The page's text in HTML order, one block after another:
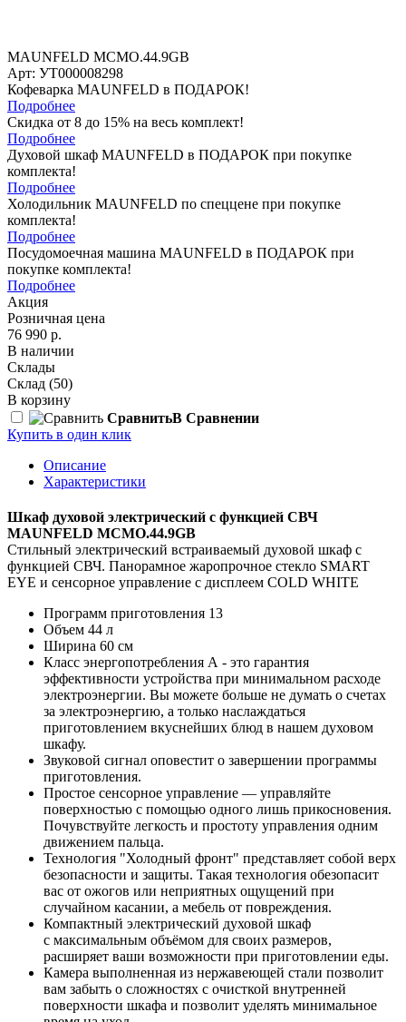
MAUNFELD MCMO.44.9GB
Арт: УТ000008298
Кофеварка MAUNFELD в ПОДАРОК!
Подробнее
Скидка от 8 до 15% на весь комплект!
Подробнее
Духовой шкаф MAUNFELD в ПОДАРОК при покупке
комплекта!
Подробнее
Холодильник MAUNFELD по спеццене при покупке
комплекта!
Подробнее
Посудомоечная машина MAUNFELD в ПОДАРОК при
покупке комплекта!
Подробнее
Акция
Розничная цена
76 990 р.
В наличии
Склады
Склад (50)
В корзину
СравнитьВ Сравнении
Купить в один клик
Описание
Характеристики
Шкаф духовой электрический с функцией СВЧ
MAUNFELD MCMO.44.9GB
Стильный электрический встраиваемый духовой шкаф с
функцией СВЧ. Панорамное жаропрочное стекло SMART
EYE и сенсорное управление с дисплеем COLD WHITE
Программ приготовления 13
Объем 44 л
Ширина 60 см
Класс энергопотребления А - это гарантия
эффективности устройства при минимальном расходе
электроэнергии. Вы можете больше не думать о счетах
за электроэнергию, а только наслаждаться
приготовлением вкуснейших блюд в нашем духовом
шкафу.
Звуковой сигнал оповестит о завершении программы
приготовления.
Простое сенсорное управление — управляйте
поверхностью с помощью одного лишь прикосновения.
Почувствуйте легкость и простоту управления одним
движением пальца.
Технология "Холодный фронт" представляет собой верх
безопасности и защиты. Такая технология обезопасит
вас от ожогов или неприятных ощущений при
случайном касании, а мебель от повреждения.
Компактный электрический духовой шкаф
с максимальным объёмом для своих размеров,
расширяет ваши возможности при приготовлении еды.
Камера выполненная из нержавеющей стали позволит
вам забыть о сложностях с очисткой внутренней
поверхности шкафа и позволит уделять минимальное